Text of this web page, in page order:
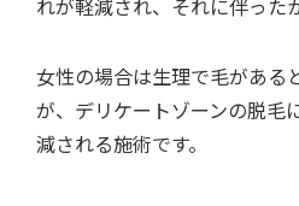
れが軽減され、それに伴った
女性の場合は生理で毛がある
が、デリケートゾーンの脱毛
減される施術です。